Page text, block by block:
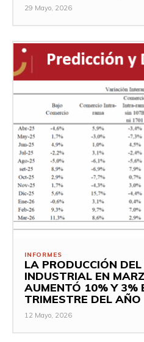
29 Mayo, 2026
INFORMES
LA PRODUCCIÓN DEL
INDUSTRIAL EN
AUMENTÓ 10% Y 3%
TRIMESTRE DEL AÑO
12 Mayo, 2026